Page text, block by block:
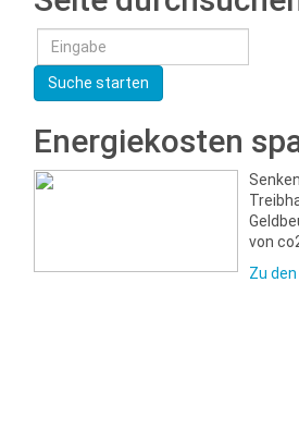
Suche starten
Energiekosten
von
Zu den